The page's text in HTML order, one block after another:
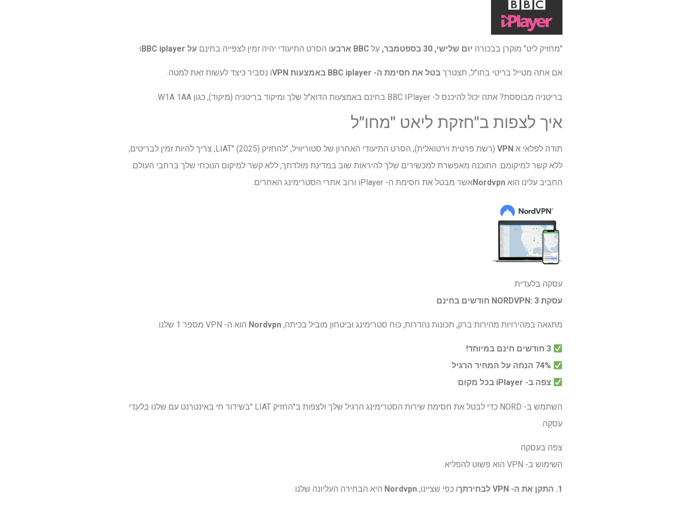
"מחזיק ליט" מוקרן בבכורה יום שלישי, 30 בספטמבר, עַל BBC ארבע ו הסרט התיעודי יהיה זמין לצפייה בחינם עַל BBC iplayerו
אם אתה מטייל בריטי בחו"ל, תצטרך בטל את חסימת ה- BBC iplayer באמצעות VPN ו נסביר כיצד לעשות זאת למטה.
בריטניה מבוססת? אתה יכול להיכנס ל- BBC IPlayer בחינם באמצעות הדוא"ל שלך ומיקוד בריטניה (מיקוד), כגון W1A 1AA.
איך לצפות ב"חזקת ליאט "מחו"ל
תודה לפלאי א VPN
(רשת פרטית וירטואלית), הסרט התיעודי האחרון של סטוריוויל, "להחזיק LIAT" (2025), צריך להיות זמין לבריטים,
ללא קשר למיקומם. התוכנה מאפשרת למכשירים שלך להיראות שוב במדינת מולדתך, ללא קשר למיקום הנוכחי שלך ברחבי העולם.
החביב עלינו הוא Nordvpnאשר מבטל את חסימת ה- iPlayer ורוב אתרי הסטרימינג האחרים.
עסקה בלעדית
עסקת NORDVPN: 3 חודשים בחינם
מתגאה במהירויות מהירות ברק, תכונות נהדרות, כוח סטרימינג וביטחון מוביל בכיתה, Nordvpn הוא ה- VPN מספר 1 שלנו.
3 חודשים חינם במיוחד!
צפה ב- iPlayer בכל מקום
השתמש ב- NORD כדי לבטל את חסימת שירות הסטרימינג הרגיל שלך ולצפות ב"החזיק LIAT "בשידור חי באינטרנט עם שלנו
בִּלעָדִי
עִסקָה.
צפה בעסקה
השימוש ב- VPN הוא פשוט להפליא.
1. התקן את ה- VPN לבחירתך ו כפי שציינו, Nordvpn היא הבחירה העליונה שלנו.